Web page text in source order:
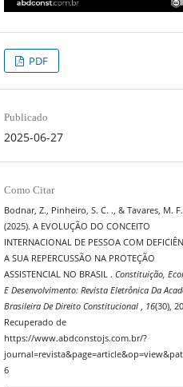
PDF
Publicado
2025-06-27
Como Citar
Bodnar, Z., Pinheiro, S. C. ., & Tavares, M.
(2025). A EVOLUÇÃO DO CONCEITO
INTERNACIONAL DE PESSOA COM
A SUA REPERCUSSÃO NA PROTEÇÃO
ASSISTENCIAL NO BRASIL .Constituição,
E Desenvolvimento: Revista Eletrônica Da
Brasileira De Direito Constitucional, 16(30),
Recuperado de
https://www.abdconstojs.com.br/?
6